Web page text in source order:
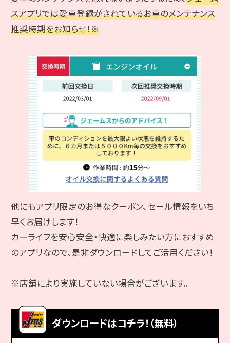
スアプリでは愛車登録がされているお車のメンテナンス
推奨時期をお知らせ！※
他にもアプリ限定のお得なクーポン、セール情報をいち
早くお届けします！
カーライフを安心安全・快適に楽しみたい方におすすめ
のアプリなので、是非ダウンロードしてご活用ください！
※店舗により実施していない場合がございます。
ダウンロードはコチラ！（無料）